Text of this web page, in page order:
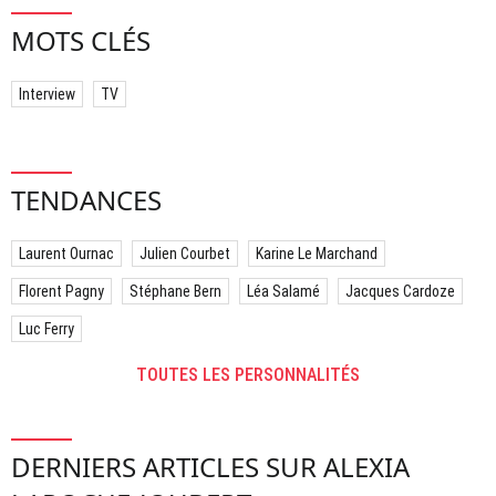
MOTS CLÉS
Interview TV
TENDANCES
Laurent Ournac Julien Courbet Karine Le Marchand
Florent Pagny Stéphane Bern Léa Salamé Jacques Cardoze
Luc Ferry
TOUTES LES PERSONNALITÉS
DERNIERS ARTICLES SUR ALEXIA